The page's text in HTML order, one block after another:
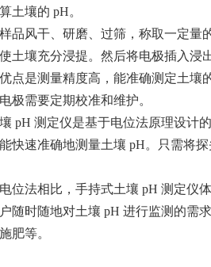
土壤的 pH。
品风干、研磨、过筛，称取一定量
土壤充分浸提。然后将电极插入浸
点是测量精度高，能准确测定土壤
极需要定期校准和维护。
pH 测定仪是基于电位法原理设计
快速准确地测量土壤 pH。只需将
位法相比，手持式土壤 pH 测定仪
随时随地对土壤 pH 进行监测的需
肥等。